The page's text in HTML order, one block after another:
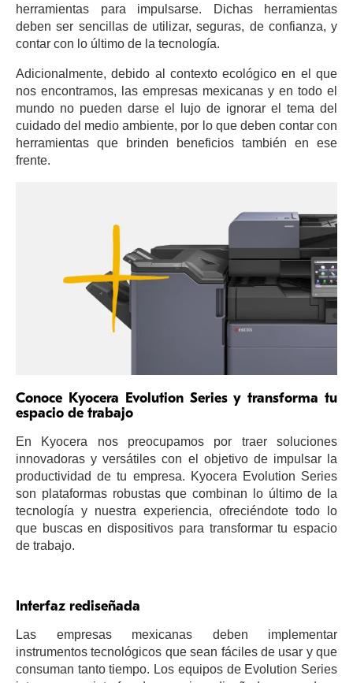
herramientas para impulsarse. Dichas herramientas
deben ser sencillas de utilizar, seguras, de confianza, y
contar con lo último de la tecnología.
Adicionalmente, debido al contexto ecológico en el que
nos encontramos, las empresas mexicanas y en todo el
mundo no pueden darse el lujo de ignorar el tema del
cuidado del medio ambiente, por lo que deben contar con
herramientas que brinden beneficios también en ese
frente.
Conoce Kyocera Evolution Series y transforma tu
espacio de trabajo
En Kyocera nos preocupamos por traer soluciones
innovadoras y versátiles con el objetivo de impulsar la
productividad de tu empresa. Kyocera Evolution Series
son plataformas robustas que combinan lo último de la
tecnología y nuestra experiencia, ofreciéndote todo lo
que buscas en dispositivos para transformar tu espacio
de trabajo.
Interfaz rediseñada
Las empresas mexicanas deben implementar
instrumentos tecnológicos que sean fáciles de usar y que
consuman tanto tiempo. Los equipos de Evolution Series